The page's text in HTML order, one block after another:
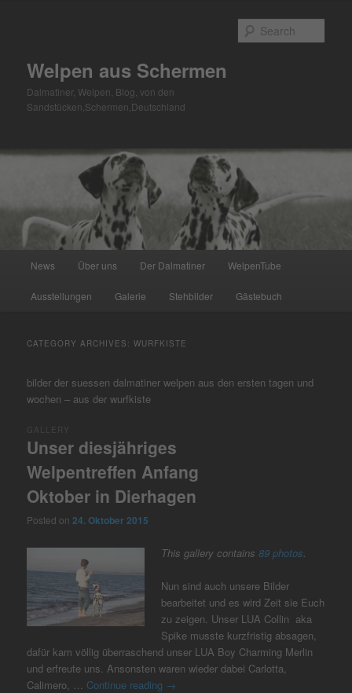
Welpen aus Schermen
Dalmatiner, Welpen, Blog, von den
Sandstücken,Schermen,Deutschland
News Über uns Der Dalmatiner WelpenTube
Ausstellungen Galerie Stehbilder Gästebuch
CATEGORY ARCHIVES:WURFKISTE
bilder der suessen dalmatiner welpen aus den ersten tagen und
wochen – aus der wurfkiste
Unser diesjähriges
Welpentreffen Anfang
Oktober in Dierhagen
GALLERY
Posted on24. Oktober 2015
This gallery contains89 photos
Nun sind auch unsere Bilder
bearbeitet und es wird Zeit sie Euch
zu zeigen. Unser LUA Collin aka
Spike musste kurzfristig absagen,
dafür kam völlig überraschend unser LUA Boy Charming Merlin
und erfreute uns. Ansonsten waren wieder dabei Carlotta,
Calimero, … Continue reading →